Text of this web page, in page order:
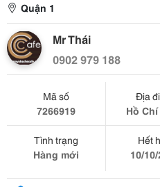
Quận 1
Mr Thái
0902 979 188
Mã số
7266919
Địa
Hồ
Tình trạng
Hàng mới
Hết
10/